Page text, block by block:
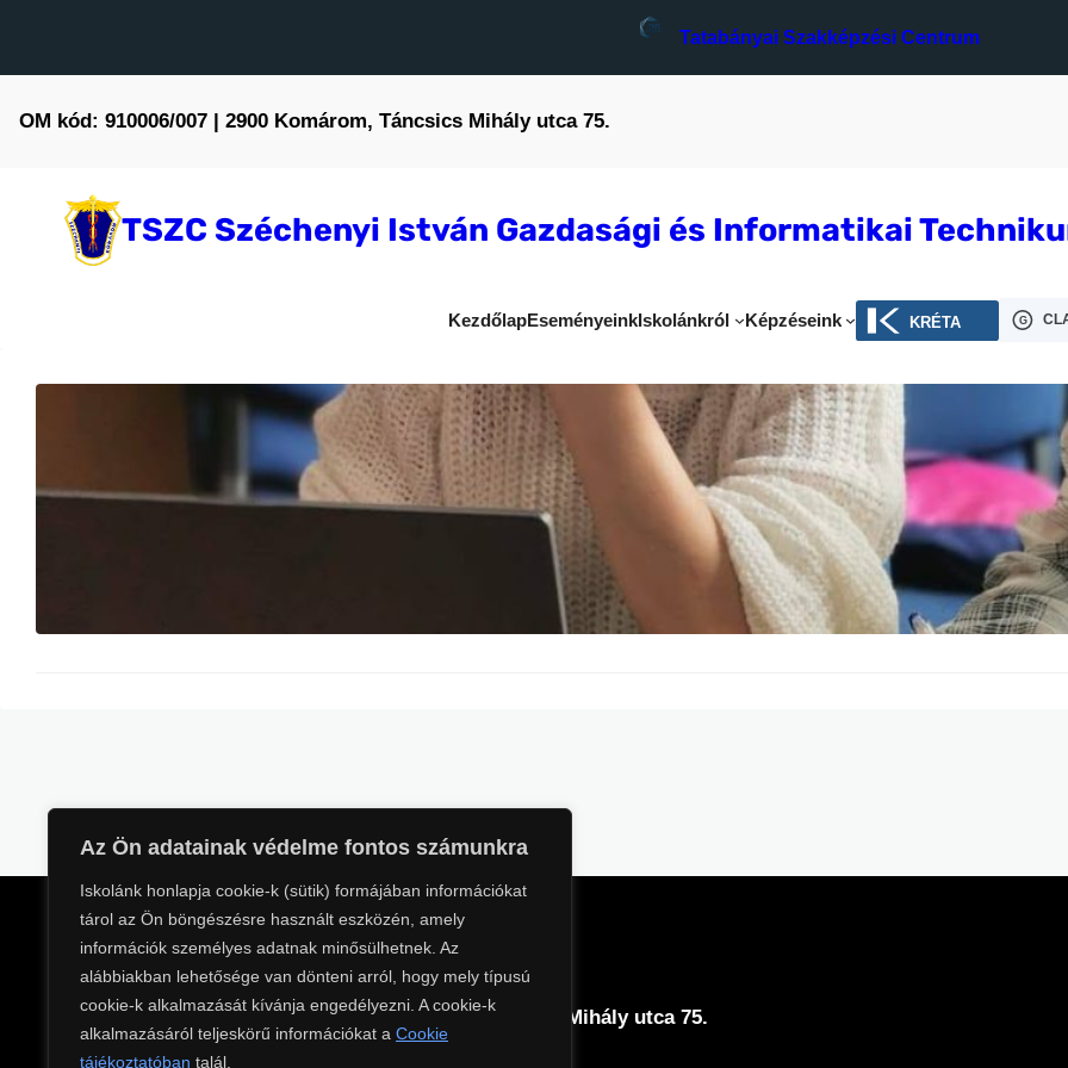
Az Ön adatainak védelme fontos számunkra
Iskolánk honlapja cookie-k (sütik) formájában információkat
tárol az Ön böngészésre használt eszközén, amely
információk személyes adatnak minősülhetnek. Az
alábbiakban lehetősége van dönteni arról, hogy mely típusú
cookie-k alkalmazását kívánja engedélyezni. A cookie-k
alkalmazásáról teljeskörű információkat a Cookie
tájékoztatóban talál.
Tatabányai Szakképzési Centrum
OM kód: 910006/007 | 2900 Komárom, Táncsics Mihály utca 75.
TSZC Széchenyi István Gazdasági és Informatikai
KezdőlapEseményeinkIskolánkról Képzéseink KRÉTA G
Hírek
Ötletek, élmények, tapasztalatok – KÖB verseny
Szemler Tamás•2026-06-10
A 12.B osztály tanulói képviselték iskolánkat a KÖB – Középiskolás Ötletbörze
versenyén, amelyet a Pannon Egyetem Gazdaságtudományi Kara szervezett. A
egy középiskolásoknak szóló verseny, amely lehetőséget ad a diákoknak arra, hogy
Kapcsolat
Cím: 2900 Komárom, Táncsics Mihály utca 75.